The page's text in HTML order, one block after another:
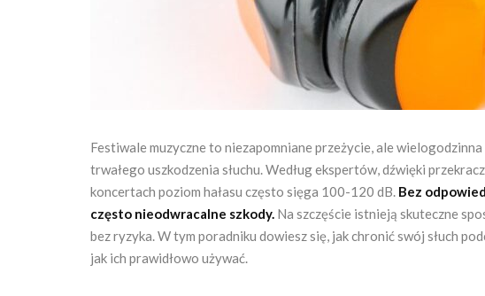
Festiwale muzyczne to niezapomniane przeżycie, ale
trwałego uszkodzenia słuchu. Według ekspertów, dźwięki
koncertach poziom hałasu często sięga 100-120 dB. Bez
często nieodwracalne szkody. Na szczęście istnieją skuteczne
bez ryzyka. W tym poradniku dowiesz się, jak chronić swój słuch
jak ich prawidłowo używać.